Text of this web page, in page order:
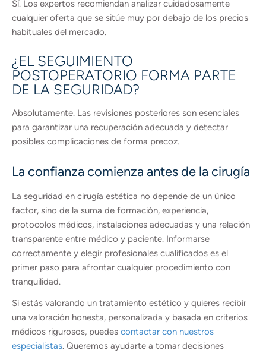
Sí. Los expertos recomiendan analizar cuidadosamente
cualquier oferta que se sitúe muy por debajo de los precios
habituales del mercado.
¿EL SEGUIMIENTO
POSTOPERATORIO FORMA PARTE
DE LA SEGURIDAD?
Absolutamente. Las revisiones posteriores son esenciales
para garantizar una recuperación adecuada y detectar
posibles complicaciones de forma precoz.
La confianza comienza antes de la cirugía
La seguridad en cirugía estética no depende de un único
factor, sino de la suma de formación, experiencia,
protocolos médicos, instalaciones adecuadas y una relación
transparente entre médico y paciente. Informarse
correctamente y elegir profesionales cualificados es el
primer paso para afrontar cualquier procedimiento con
tranquilidad.
Si estás valorando un tratamiento estético y quieres recibir
una valoración honesta, personalizada y basada en criterios
médicos rigurosos, puedes contactar con nuestros
especialistas. Queremos ayudarte a tomar decisiones